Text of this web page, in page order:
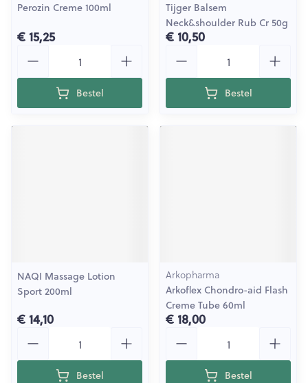
Perozin Creme 100ml
€ 15,25
Bestel
Tijger Balsem
Neck&shoulder Rub Cr 50g
€ 10,50
Bestel
NAQI Massage Lotion
Sport 200ml
€ 14,10
Bestel
Arkopharma
Arkoflex Chondro-aid Flash
Creme Tube 60ml
€ 18,00
Bestel